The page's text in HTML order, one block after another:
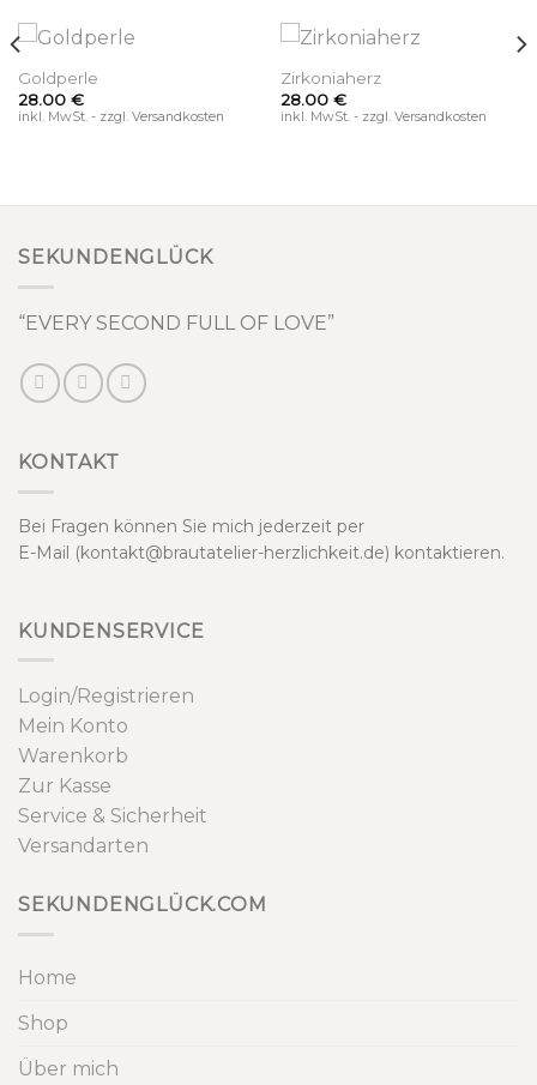
Goldperle
28.00 €
inkl. MwSt. - zzgl. Versandkosten
Zirkoniaherz
28.00 €
inkl. MwSt. - zzgl. Versandkosten
SEKUNDENGLÜCK
“EVERY SECOND FULL OF LOVE”
KONTAKT
Bei Fragen können Sie mich jederzeit per
E-Mail (kontakt@brautatelier-herzlichkeit.de) kontaktieren.
KUNDENSERVICE
Login/Registrieren
Mein Konto
Warenkorb
Zur Kasse
Service & Sicherheit
Versandarten
SEKUNDENGLÜCK.COM
Home
Shop
Über mich